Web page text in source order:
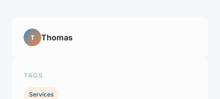
T Thomas
TAGS
Services